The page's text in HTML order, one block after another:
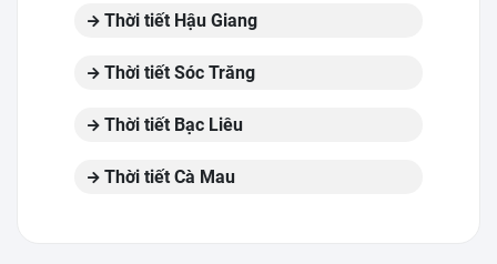
Thời tiết Hậu Giang
Thời tiết Sóc Trăng
Thời tiết Bạc Liêu
Thời tiết Cà Mau